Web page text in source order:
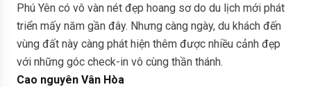
Phú Yên có vô vàn nét đẹp hoang sơ do du lịch mới phát
triển mấy năm gần đây. Nhưng càng ngày, du khách đến
vùng đất này càng phát hiện thêm được nhiều cảnh đẹp
với những góc check-in vô cùng thần thánh.
Cao nguyên Vân Hòa